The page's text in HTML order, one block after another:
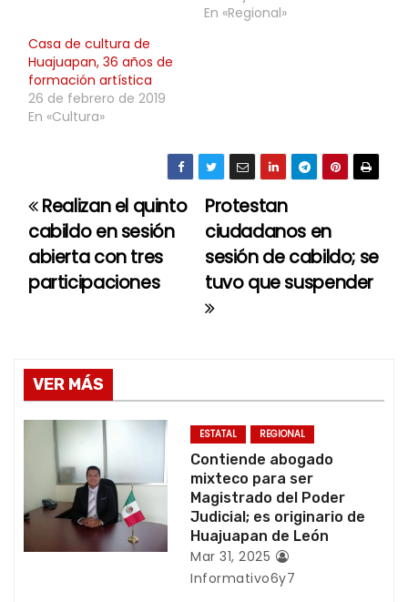
En «Regional»
Casa de cultura de
Huajuapan, 36 años de
formación artística
26 de febrero de 2019
En «Cultura»
N
a
v
g
a
ó
n
Protestan
ciudadanos en
sesión de cabildo; se
tuvo que suspender
Realizan el quinto
cabildo en sesión
abierta con tres
participaciones
VER MÁS
ESTATAL REGIONAL
Contiende abogado
mixteco para ser
Magistrado del Poder
Judicial; es originario de
Huajuapan de León
Mar 31, 2025
Informativo6y7